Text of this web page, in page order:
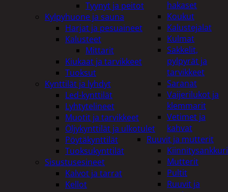
hakaset
Koukut
Kalustejalat
Kulmat
Sakkelit,
pylpyrät ja
tarvikkeet
Saranat
Vaijerilukot ja
klemmarit
Vetimet ja
kahvat
Ruuvit ja mutterit
Mutterit
Pultit
Ruuvit ja
Tyynyt ja peitot
Kylpyhuone ja sauna
Harjat ja pesuaineet
Kalusteet
Mittarit
Kiukaat ja tarvikkeet
Tuoksut
Kynttilät ja lyhdyt
Led-kynttilät
Lyhtytelineet
Muotit ja tarvikkeet
Öljykynttilät ja ulkotulet
Pöytäkynttilät
Tuoksukynttilät
Sisustusesineet
Kalvot ja tarrat
Kellot